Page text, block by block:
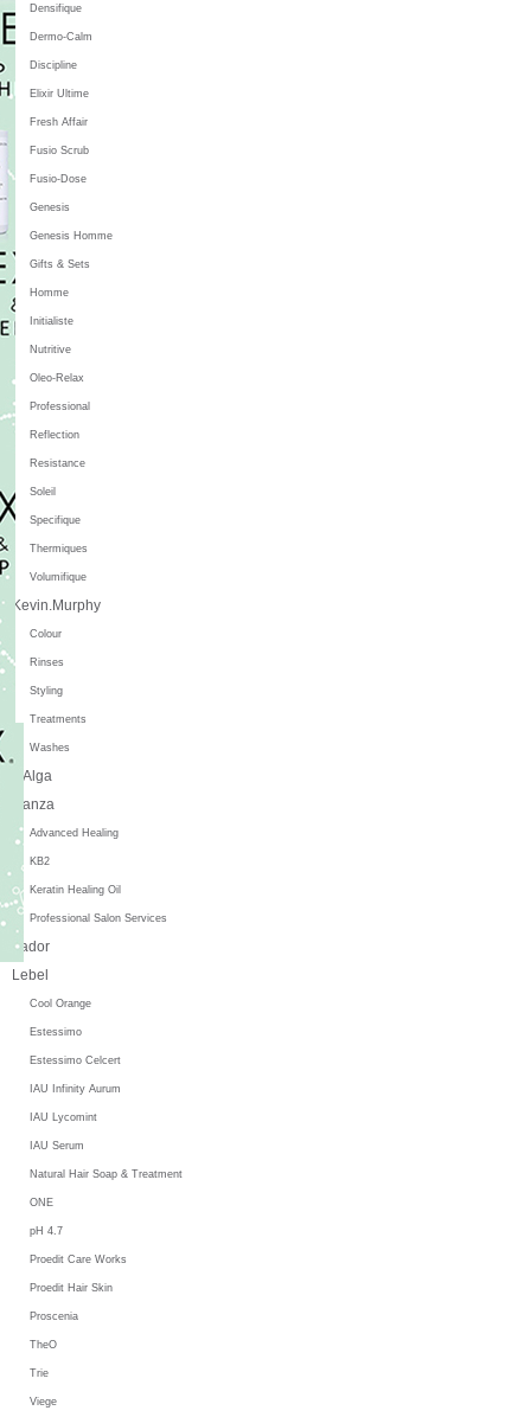
Densifique
Dermo-Calm
Discipline
Elixir Ultime
Fresh Affair
Fusio Scrub
Fusio-Dose
Genesis
Genesis Homme
Gifts & Sets
Homme
Initialiste
Nutritive
Oleo-Relax
Professional
Reflection
Resistance
Soleil
Specifique
Thermiques
Volumifique
Kevin.Murphy
Colour
Rinses
Styling
Treatments
Washes
L'Alga
L'anza
Advanced Healing
KB2
Keratin Healing Oil
Professional Salon Services
Lador
Lebel
Cool Orange
Estessimo
Estessimo Celcert
IAU Infinity Aurum
IAU Lycomint
IAU Serum
Natural Hair Soap & Treatment
ONE
pH 4.7
Proedit Care Works
Proedit Hair Skin
Proscenia
TheO
Trie
Viege